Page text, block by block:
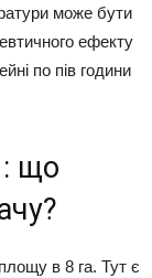
може бути
ефекту
по пів години
: що
в 8 га. Тут є